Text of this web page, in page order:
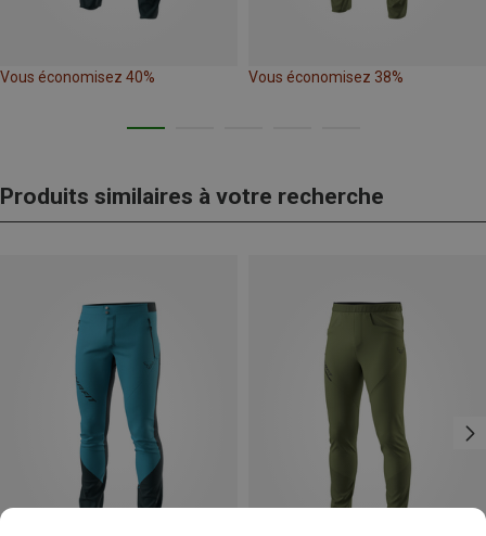
Vous économisez 40% Vous économisez 38%
Produits similaires à votre recherche